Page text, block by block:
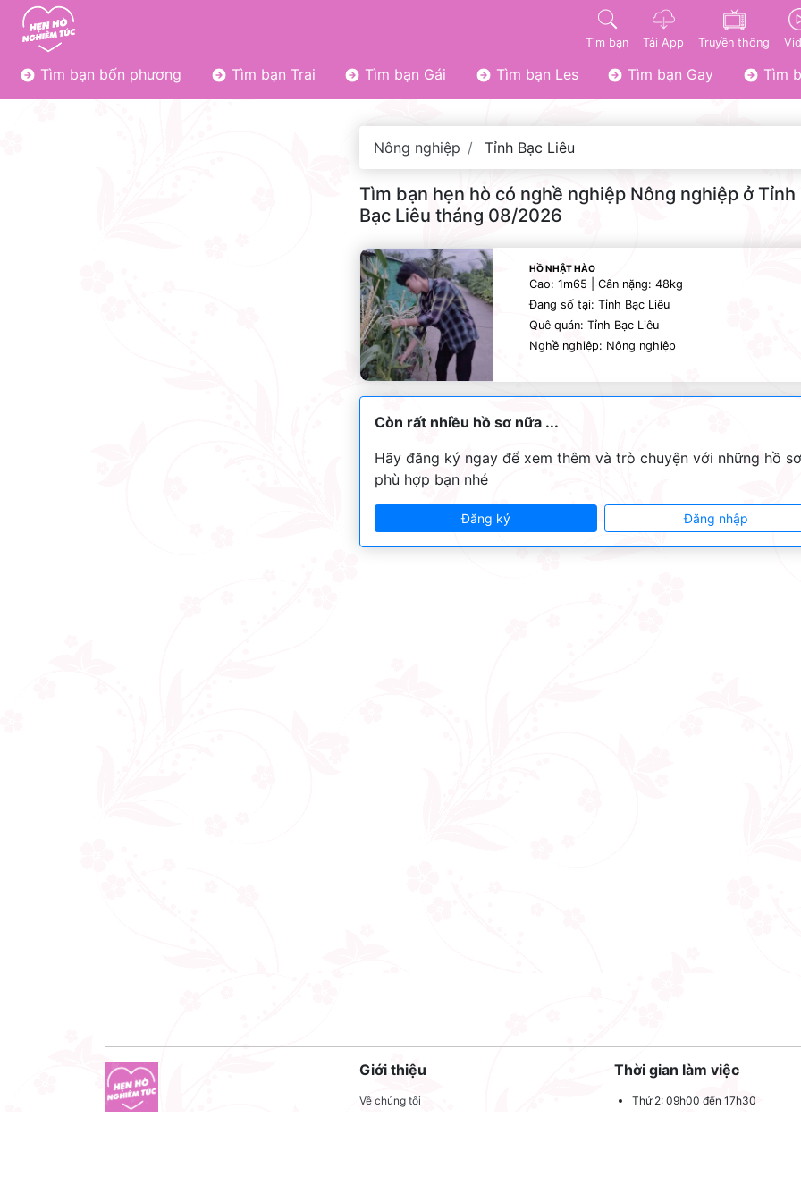
Tìm bạn Tải App Truyền thông
Tìm bạn bốn phương Tìm bạn Trai Tìm bạn Gái Tìm bạn Les Tìm bạn Gay Tìm
Nông nghiệp Tỉnh Bạc Liêu
Tìm bạn hẹn hò có nghề nghiệp Nông nghiệp ở Tỉnh
Bạc Liêu tháng 08/2026
HỒ NHẬT HÀO
Cao: 1m65 | Cân nặng: 48kg
Đang số tại: Tỉnh Bạc Liêu
Quê quán: Tỉnh Bạc Liêu
Nghề nghiệp: Nông nghiệp
Còn rất nhiều hồ sơ nữa ...
Hãy đăng ký ngay để xem thêm và trò chuyện với những hồ sơ
phù hợp bạn nhé
Đăng ký Đăng nhập
Giới thiệu
Về chúng tôi
Thời gian làm việc
Thứ 2: 09h00 đến 17h30